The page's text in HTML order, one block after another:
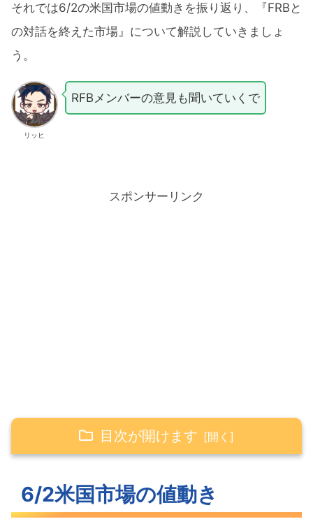
それでは6/2の米国市場の値動きを振り返り、『FRBと
の対話を終えた市場』について解説していきましょ
う。
リッヒ
RFBメンバーの意見も聞いていくで
スポンサーリンク
目次が開けます
寄り底となった米国市場
6/2米国市場の値動き